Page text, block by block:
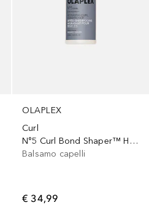
OLAPLEX
Curl
N°5 Curl Bond Shaper™ Hydrating
Balsamo capelli
€ 34,99